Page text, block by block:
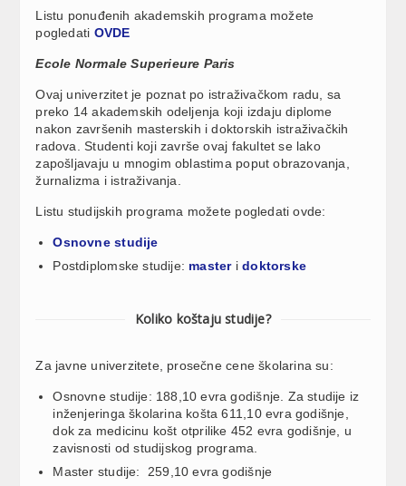
Listu ponuđenih akademskih programa možete
pogledati OVDE
Ecole Normale Superieure Paris
Ovaj univerzitet je poznat po istraživačkom radu, sa
preko 14 akademskih odeljenja koji izdaju diplome
nakon završenih masterskih i doktorskih istraživačkih
radova. Studenti koji završe ovaj fakultet se lako
zapošljavaju u mnogim oblastima poput obrazovanja,
žurnalizma i istraživanja.
Listu studijskih programa možete pogledati ovde:
Osnovne studije
Postdiplomske studije: masteridoktorske
Koliko koštaju studije?
Za javne univerzitete, prosečne cene školarina su:
Osnovne studije: 188,10 evra godišnje. Za studije iz
inženjeringa školarina košta 611,10 evra godišnje,
dok za medicinu košt otprilike 452 evra godišnje, u
zavisnosti od studijskog programa.
Master studije: 259,10 evra godišnje